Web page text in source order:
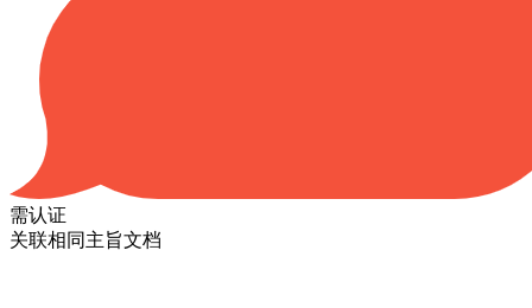
需认证
关联相同主旨文档